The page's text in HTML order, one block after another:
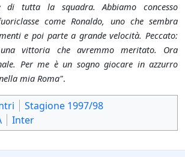
di tutta la squadra. Abbiamo concesso
come Ronaldo, uno che sembra
e poi parte a grande velocità. Peccato:
vittoria che avremmo meritato. Ora
Per me è un sogno giocare in azzurro
mia Roma".
Stagione 1997/98
Inter